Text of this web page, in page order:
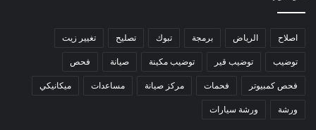
اصلاح الرياض برمجة تبوك تصليح تغيير زيت
توضيب توضيب قير توضيب مكينة صيانة فحص
فحص كمبيوتر فحمات مركز صيانة مساعدات ميكانيكي
ورشة ورشة سيارات